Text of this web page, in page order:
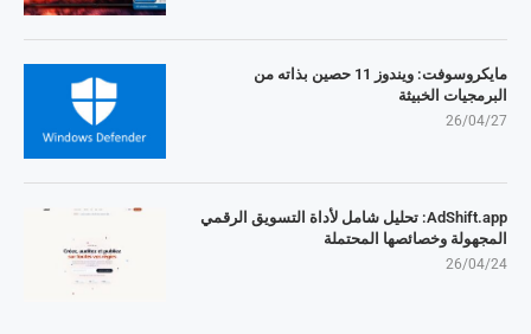
مايكروسوفت: ويندوز 11 حصين بذاته من
البرمجيات الخبيثة
26/04/27
AdShift.app: تحليل شامل لأداة التسويق الرقمي
المجهولة وخصائصها المحتملة
26/04/24